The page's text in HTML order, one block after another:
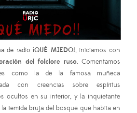
de radio¡QUÉ MIEDO!, iniciamos con
del folclore ruso. Comentamos
como la de la famosa muñeca
con creencias sobre espíritus
ocultos en su interior, y la inquietante
la temida bruja del bosque que habita en